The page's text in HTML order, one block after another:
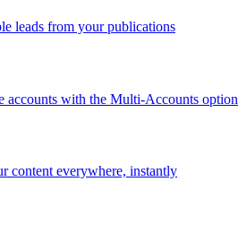
leads from your publications
accounts with the Multi-Accounts option
content everywhere, instantly